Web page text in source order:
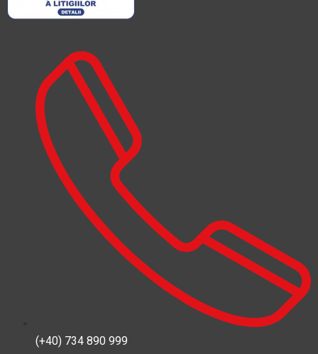
(+40) 734 890 999